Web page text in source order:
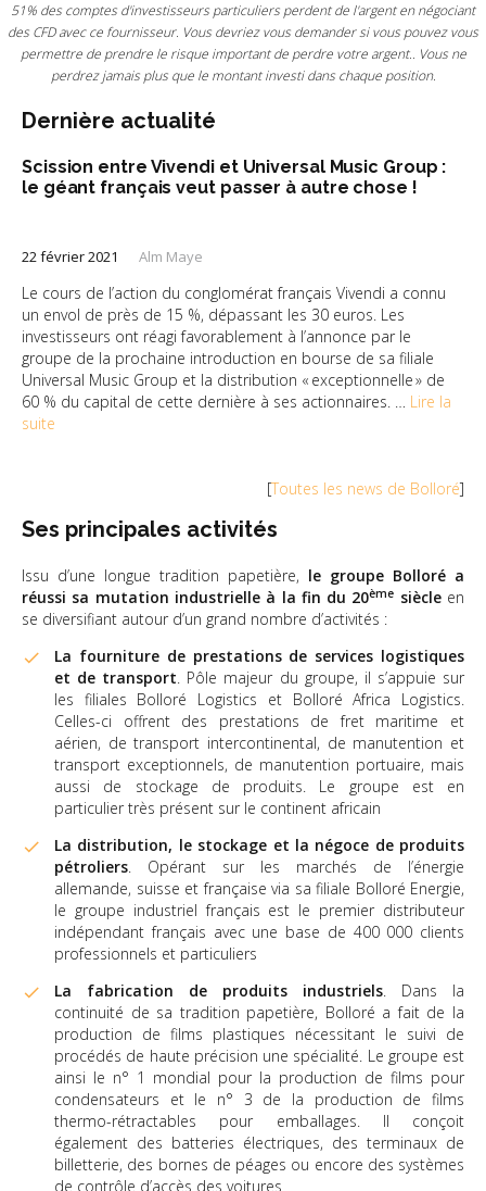
51% des comptes d'investisseurs particuliers perdent de l'argent en négociant
des CFD avec ce fournisseur. Vous devriez vous demander si vous pouvez vous
permettre de prendre le risque important de perdre votre argent.. Vous ne
perdrez jamais plus que le montant investi dans chaque position.
Dernière actualité
Scission entre Vivendi et Universal Music Group :
le géant français veut passer à autre chose !
22 février 2021 Alm Maye
Le cours de l’action du conglomérat français Vivendi a connu
un envol de près de 15 %, dépassant les 30 euros. Les
investisseurs ont réagi favorablement à l’annonce par le
groupe de la prochaine introduction en bourse de sa filiale
Universal Music Group et la distribution « exceptionnelle » de
60 % du capital de cette dernière à ses actionnaires. … Lire la
suite
[Toutes les news de Bolloré]
Ses principales activités
Issu d’une longue tradition papetière, le groupe Bolloré a
réussi sa mutation industrielle à la fin du 20ème siècleen
se diversifiant autour d’un grand nombre d’activités :
La fourniture de prestations de services logistiques
et de transport. Pôle majeur du groupe, il s’appuie sur
les filiales Bolloré Logistics et Bolloré Africa Logistics.
Celles-ci offrent des prestations de fret maritime et
aérien, de transport intercontinental, de manutention et
transport exceptionnels, de manutention portuaire, mais
aussi de stockage de produits. Le groupe est en
particulier très présent sur le continent africain
La distribution, le stockage et la négoce de produits
pétroliers. Opérant sur les marchés de l’énergie
allemande, suisse et française via sa filiale Bolloré Energie,
le groupe industriel français est le premier distributeur
indépendant français avec une base de 400 000 clients
professionnels et particuliers
La fabrication de produits industriels. Dans la
continuité de sa tradition papetière, Bolloré a fait de la
production de films plastiques nécessitant le suivi de
procédés de haute précision une spécialité. Le groupe est
ainsi le n° 1 mondial pour la production de films pour
condensateurs et le n° 3 de la production de films
thermo-rétractables pour emballages. Il conçoit
également des batteries électriques, des terminaux de
billetterie, des bornes de péages ou encore des systèmes
de contrôle d’accès des voitures